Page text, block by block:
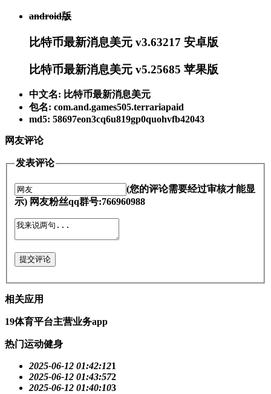
android版
比特币最新消息美元 v3.63217 安卓版
比特币最新消息美元 v5.25685 苹果版
中文名: 比特币最新消息美元
包名: com.and.games505.terrariapaid
md5: 58697eon3cq6u819gp0quohvfb42043
网友评论
发表评论
(您的评论需要经过审核才能显
示) 网友粉丝qq群号:766960988
提交评论
相关应用
19体育平台主营业务app
热门运动健身
2025-06-12 01:42:121
2025-06-12 01:43:572
2025-06-12 01:40:103